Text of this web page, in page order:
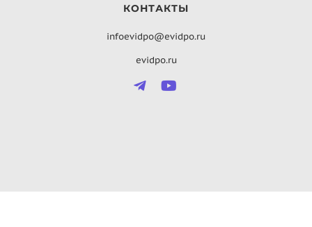
КОНТАКТЫ
infoevidpo@evidpo.ru
evidpo.ru